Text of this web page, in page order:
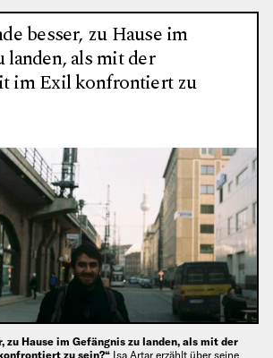
besser, zu Hause im
landen, als mit der
im Exil konfrontiert zu
zu Hause im Gefängnis zu landen, als mit der
zu sein?“ Isa Artar erzählt über seine